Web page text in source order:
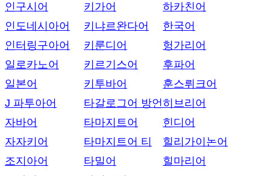
인구시어
인도네시아어
인터링구아어
일로카노어
일본어
J 파투아어
자바어
자자키어
조지아어
키가어
키냐르완다어
키룬디어
키르기스어
키투바어
타갈로그어 방언
타마지트어
타마지트어 티
타밀어
하카친어
한국어
헝가리어
후파어
훈스뤼크어
히브리어
힌디어
힐리가이논어
힐마리어